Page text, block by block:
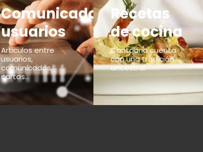
Comunicados
usuarios
Articulos entre
usuarios,
comunicados,
cartas...
Recetas
de cocina
Cantabria cuenta
con una tradición
ancestral